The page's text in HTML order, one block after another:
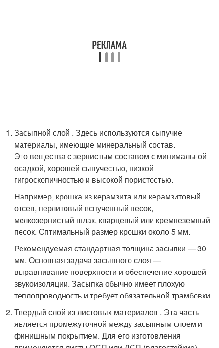
Засыпной слой . Здесь используются сыпучие
материалы, имеющие минеральный состав.
Это вещества с зернистым составом с минимальной
осадкой, хорошей сыпучестью, низкой
гигроскопичностью и высокой пористостью.
Например, крошка из керамзита или керамзитовый
отсев, перлитовый вспученный песок,
мелкозернистый шлак, кварцевый или кремнеземный
песок. Оптимальный размер крошки около 5 мм.
Рекомендуемая стандартная толщина засыпки — 30
мм. Основная задача засыпного слоя —
выравнивание поверхности и обеспечение хорошей
звукоизоляции. Засыпка обычно имеет плохую
теплопроводность и требует обязательной трамбовки.
Твердый слой из листовых материалов . Эта часть
является промежуточной между засыпным слоем и
финишным покрытием. Для его изготовления